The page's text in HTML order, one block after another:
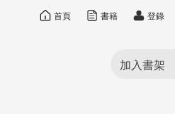
目錄
首頁 書籍 登錄